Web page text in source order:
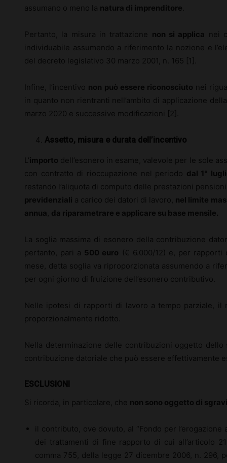
assumano o meno la natura di imprenditore
Pertanto, la misura in trattazione non si applica
nei
individuabile assumendo a riferimento la nozione e
del decreto legislativo 30 marzo 2001, n. 165 [1].
Infine, l’incentivo non può essere riconosciuto nei
in quanto non rientranti nell’ambito di applicazione
marzo 2020 e successive modificazioni [2].
Assetto, misura e durata dell’incentivo
L’importo dell’esonero in esame, valevole per le sole
con contratto di rioccupazione nel periodo dal 1°
restando l’aliquota di computo delle prestazioni
previdenziali a carico dei datori di lavoro, nel limite
annua da riparametrare e applicare su base mensile.
La soglia massima di esonero della contribuzione
pertanto, pari a 500 euro (€ 6.000/12) e, per
mese, detta soglia va riproporzionata assumendo a
per ogni giorno di fruizione dell’esonero contributivo.
Nelle ipotesi di rapporti di lavoro a tempo parziale, il
proporzionalmente ridotto.
Nella determinazione delle contribuzioni oggetto
contribuzione datoriale che può essere effettivamente
ESCLUSIONI
Si ricorda, in particolare, che non sono oggetto di
il contributo, ove dovuto, al “Fondo per
dei trattamenti di fine rapporto di cui all’articolo
comma 755, della legge 27 dicembre 2006, n. 296,